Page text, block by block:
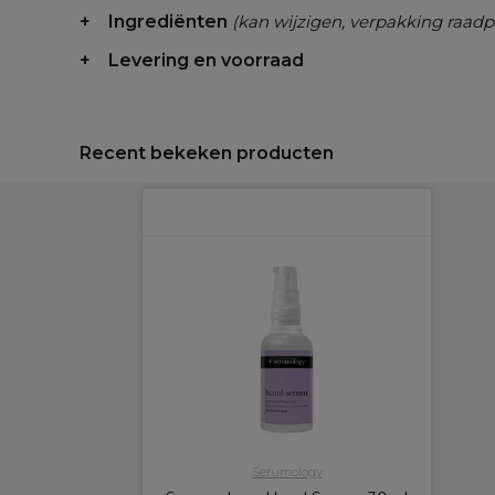
Ingrediënten (kan wijzigen, verpakking
Levering en voorraad
Recent bekeken producten
Serumology